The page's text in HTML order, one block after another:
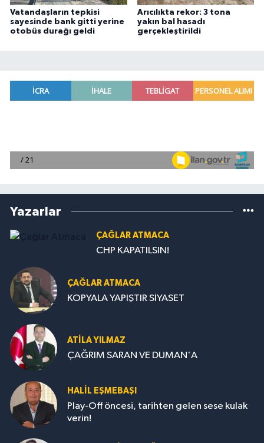
Vatandaşların tepkisi
sayesinde bank gitti yerine
otobüs durağı geldi
Arıcılıkta rekor: 3 tona
yakın bal hasadı
gerçekleştirildi
Yazarlar
ÇAĞLAR ATMACA
CHP KAPATILSIN!
ÇAĞLAR ATMACA
KOPYALA YAPIŞTIR SİYASET
ATILA YILMAZ
ÇAĞRIM SARAN VE DUMAN'A
HALIL EŞMEBAŞI
Play-Off öncesi, tarihten gelen sese kulak
verin!